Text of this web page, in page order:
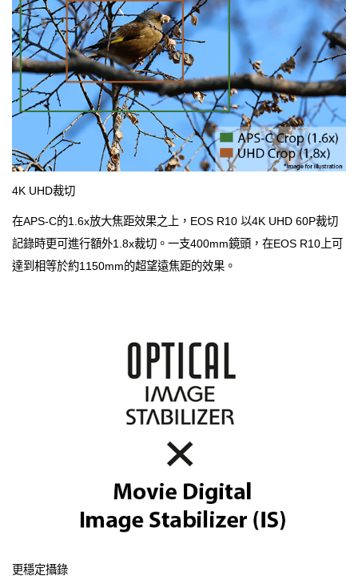
4K UHD裁切
在APS-C的1.6x放大焦距效果之上，EOS R10 以4K UHD 60P裁切
記錄時更可進行額外1.8x裁切。一支400mm鏡頭，在EOS R10上可
達到相等於約1150mm的超望遠焦距的效果。
更穩定攝錄